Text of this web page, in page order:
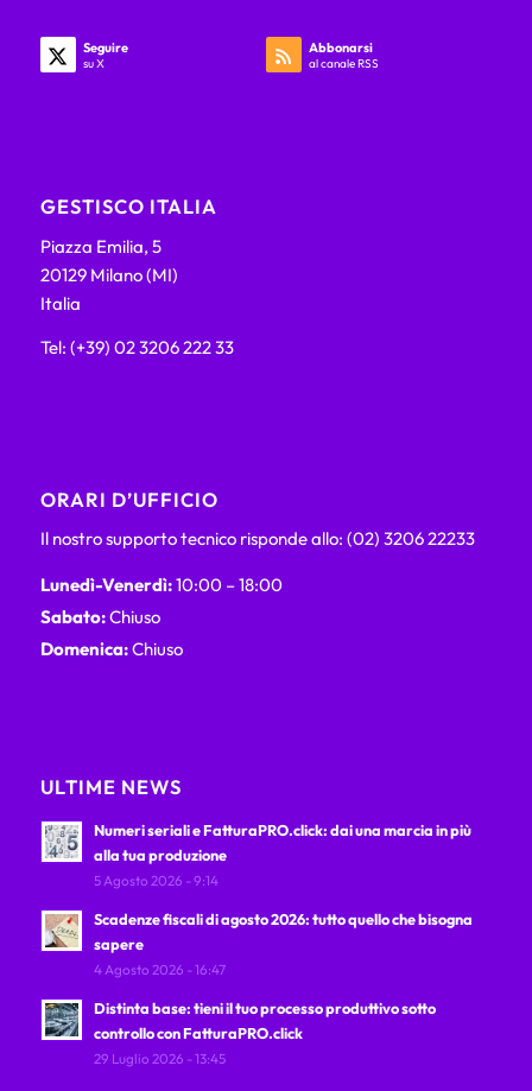
Seguire
su X
Abbonarsi
al canale RSS
GESTISCO ITALIA
Piazza Emilia, 5
20129 Milano (MI)
Italia
Tel: (+39) 02 3206 222 33
ORARI D’UFFICIO
Il nostro supporto tecnico risponde allo: (02) 3206 22233
Lunedì-Venerdì:10:00 – 18:00
Sabato:Chiuso
Domenica:Chiuso
ULTIME NEWS
Numeri seriali e FatturaPRO.click: dai una marcia in più
alla tua produzione
5 Agosto 2026 - 9:14
Scadenze fiscali di agosto 2026: tutto quello che bisogna
sapere
4 Agosto 2026 - 16:47
Distinta base: tieni il tuo processo produttivo sotto
controllo con FatturaPRO.click
29 Luglio 2026 - 13:45